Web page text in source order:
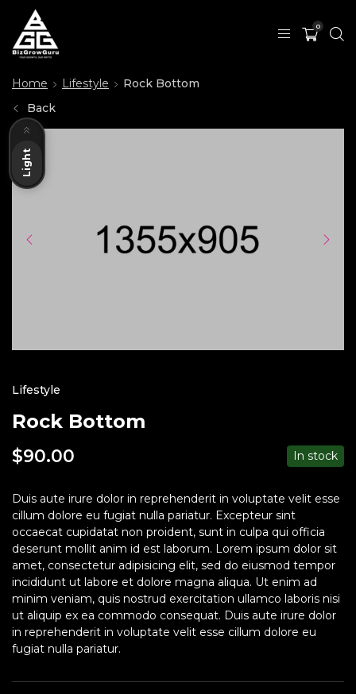
0
Home Lifestyle
Rock Bottom
Back
Lifestyle
Rock Bottom
$90.00 In stock
Duis aute irure dolor in reprehenderit in voluptate velit esse
cillum dolore eu fugiat nulla pariatur. Excepteur sint
occaecat cupidatat non proident, sunt in culpa qui officia
deserunt mollit anim id est laborum. Lorem ipsum dolor sit
amet, consectetur adipisicing elit, sed do eiusmod tempor
incididunt ut labore et dolore magna aliqua. Ut enim ad
minim veniam, quis nostrud exercitation ullamco laboris nisi
ut aliquip ex ea commodo consequat. Duis aute irure dolor
in reprehenderit in voluptate velit esse cillum dolore eu
fugiat nulla pariatur.
Light
Dark